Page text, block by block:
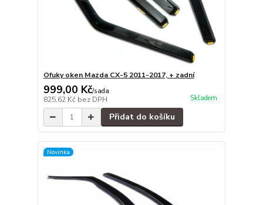
Ofuky oken Mazda CX-5 2011-2017, + zadní
999,00 Kč/sada
825,62 Kč bez DPH Skladem
Přidat do košíku
Novinka